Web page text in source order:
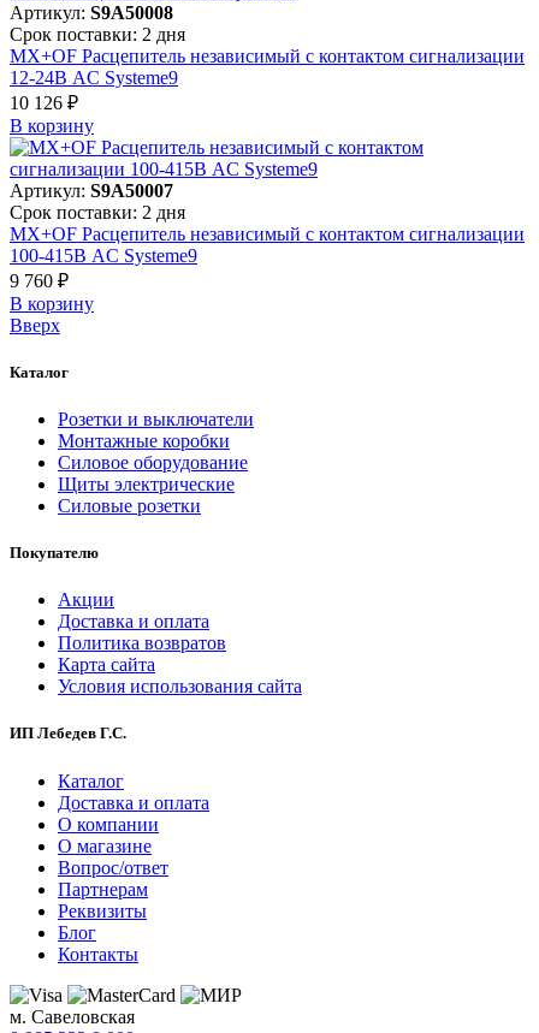
Артикул: S9A50008
Срок поставки: 2 дня
MX+OF Расцепитель независимый с контактом сигнализации
12-24В AC Systeme9
10 126 ₽
В корзинy
Артикул: S9A50007
Срок поставки: 2 дня
MX+OF Расцепитель независимый с контактом сигнализации
100-415В AC Systeme9
9 760 ₽
В корзинy
Вверх
Каталог
Розетки и выключатели
Монтажные коробки
Силовое оборудование
Щиты электрические
Силовые розетки
Покупателю
Акции
Доставка и оплата
Политика возвратов
Карта сайта
Условия использования сайта
ИП Лебедев Г.С.
Каталог
Доставка и оплата
О компании
О магазине
Вопрос/ответ
Партнерам
Реквизиты
Блог
Контакты
м. Савеловская